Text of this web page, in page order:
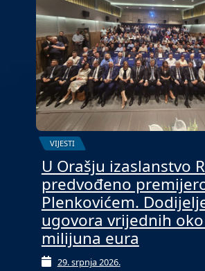
VIJESTI
U Orašju izaslanstvo
predvođeno
Plenkovićem.
ugovora vrijednih
milijuna eura
29. srpnja 2026.